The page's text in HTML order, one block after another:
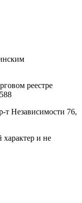
реестре
т Независимости 76,
и не